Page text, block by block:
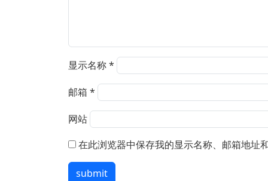
显示名称*
邮箱 *
网站
在此浏览器中保存我的显示名称、邮箱地址
submit